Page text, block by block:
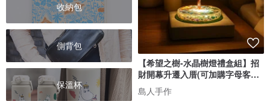
收納包
側背包
保溫杯
【希望之樹-水晶樹燈禮盒組】招
財開幕升遷入厝(可加購字母客製
化
島人手作